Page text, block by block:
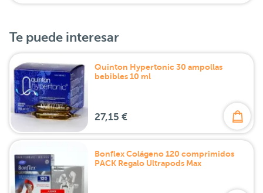
Te puede interesar
Quinton Hypertonic 30 ampollas
bebibles 10 ml
27,15 €
Bonflex Colágeno 120 comprimidos
PACK Regalo Ultrapods Max